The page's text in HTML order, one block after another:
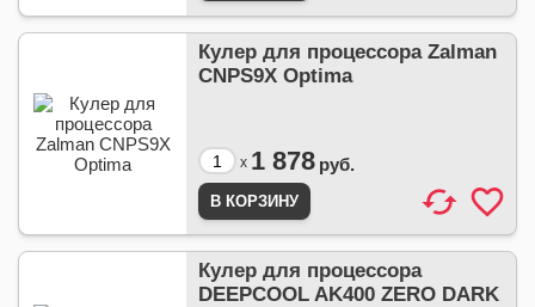
Кулер для процессора Zalman
CNPS9X Optima
x 1 878 руб.
Кулер для процессора
DEEPCOOL AK400 ZERO DARK